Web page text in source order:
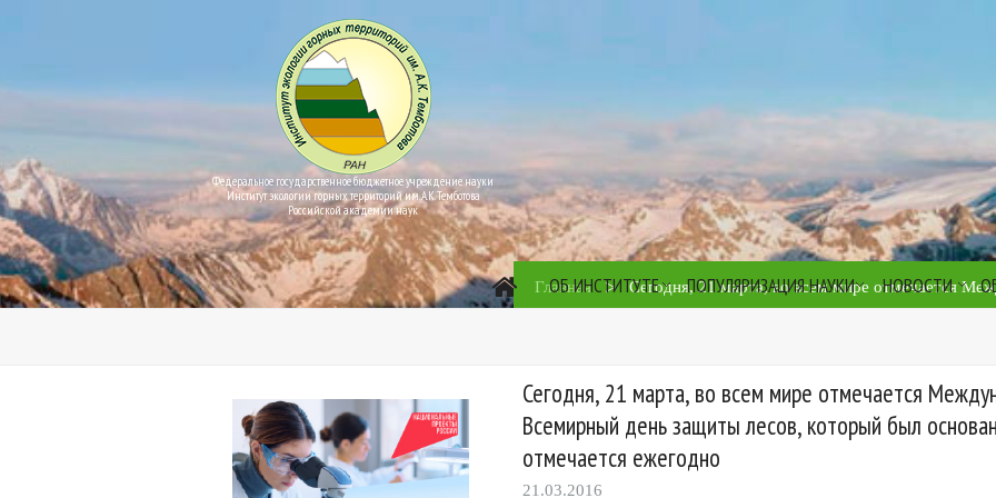
Федеральное государственное бюджетное учреждение науки
Институт экологии горных территорий им. А.К. Темботова
Российской академии наук
ОБ ИНСТИТУТЕ ПОПУЛЯРИЗАЦИЯ НАУКИ НОВОСТИ
Главная > Сегодня, 21 марта, во всем мире отмечается
Сегодня, 21 марта, во всем мире отмечается
Всемирный день защиты лесов, который был
отмечается ежегодно
21.03.2016